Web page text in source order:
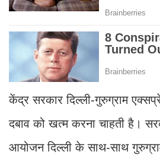
केंद्र सरकार दिल्ली-गुरुग्राम
दबाव को खत्म करना चाहती है।
आयोजन दिल्ली के साथ-साथ